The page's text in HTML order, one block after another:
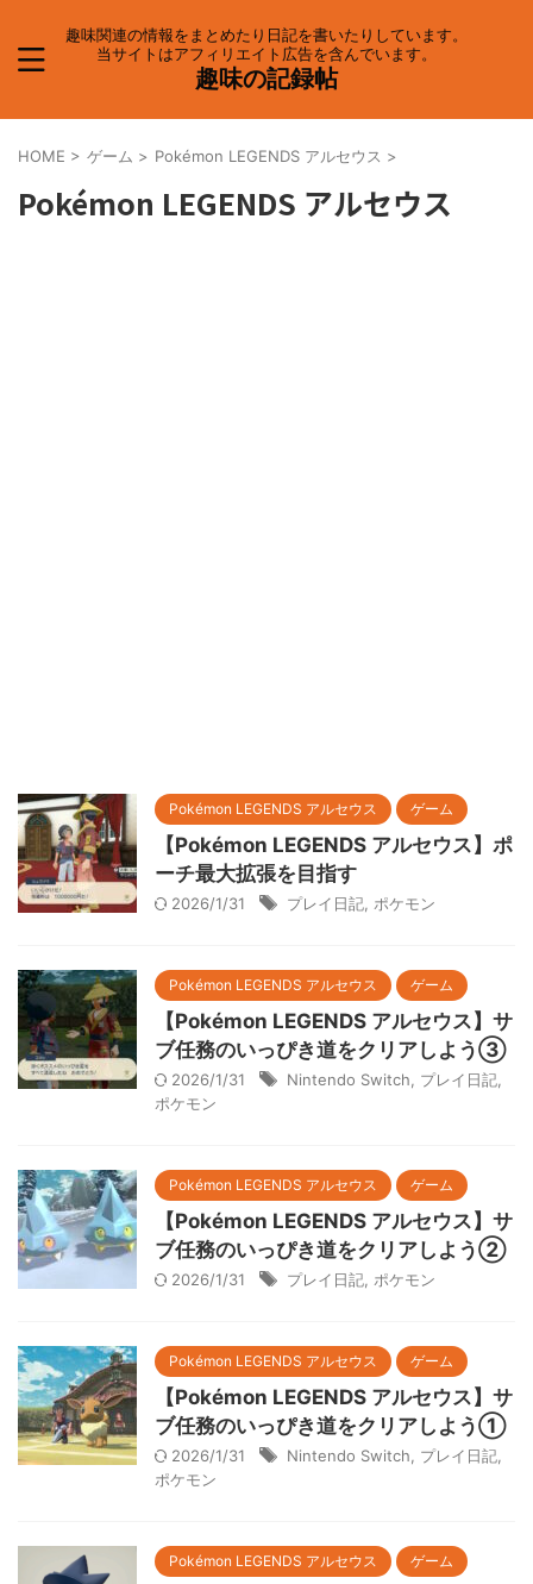
趣味関連の情報をまとめたり日記を書いたりしています。
当サイトはアフィリエイト広告を含んでいます。
趣味の記録帖
HOME > ゲーム > Pokémon LEGENDS アルセウス >
Pokémon LEGENDS アルセウス
Pokémon LEGENDS アルセウス ゲーム
【Pokémon LEGENDS アルセウス】ポ
ーチ最大拡張を目指す
2026/1/31 プレイ日記 ポケモン
Pokémon LEGENDS アルセウス ゲーム
【Pokémon LEGENDS アルセウス】サ
ブ任務のいっぴき道をクリアしよう③
2026/1/31 Nintendo Switch プレイ日記
ポケモン
Pokémon LEGENDS アルセウス ゲーム
【Pokémon LEGENDS アルセウス】サ
ブ任務のいっぴき道をクリアしよう②
2026/1/31 プレイ日記 ポケモン
Pokémon LEGENDS アルセウス ゲーム
【Pokémon LEGENDS アルセウス】サ
ブ任務のいっぴき道をクリアしよう①
2026/1/31 Nintendo Switch プレイ日記
ポケモン
Pokémon LEGENDS アルセウス ゲーム